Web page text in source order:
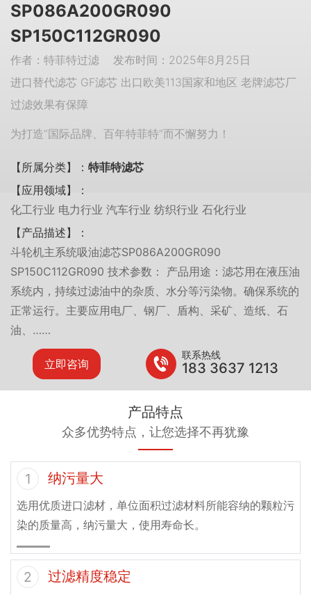
SP086A200GR090
SP150C112GR090
作者：特菲特过滤 发布时间：2025年8月25日
进口替代滤芯 GF滤芯 出口欧美113国家和地区 老牌滤芯厂
过滤效果有保障
为打造“国际品牌、百年特菲特”而不懈努力！
【所属分类】： 特菲特滤芯
【应用领域】：
化工行业 电力行业 汽车行业 纺织行业 石化行业
【产品描述】：
斗轮机主系统吸油滤芯SP086A200GR090
SP150C112GR090 技术参数： 产品用途：滤芯用在液压油
系统内，持续过滤油中的杂质、水分等污染物。确保系统的
正常运行。主要应用电厂、钢厂、盾构、采矿、造纸、石
油、……
立即咨询
联系热线
183 3637 1213
产品特点
众多优势特点，让您选择不再犹豫
1 纳污量大
选用优质进口滤材，单位面积过滤材料所能容纳的颗粒污
染的质量高，纳污量大，使用寿命长。
2 过滤精度稳定